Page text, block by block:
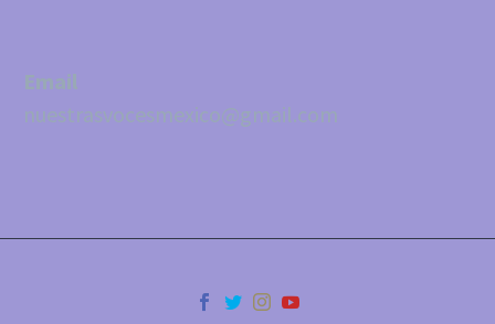
Email
nuestrasvocesmexico@gmail.com